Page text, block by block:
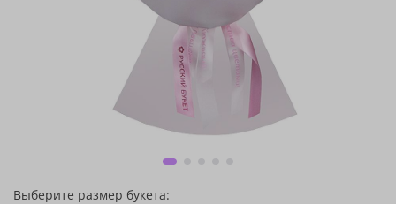
Выберите размер букета: